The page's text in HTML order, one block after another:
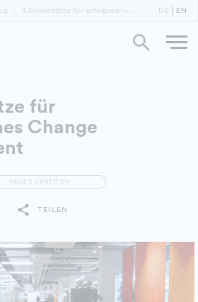
4 Grundsätze für erfolgreiches ChangeDE EN
für
Change
NEUES ARBEITEN
TEILEN